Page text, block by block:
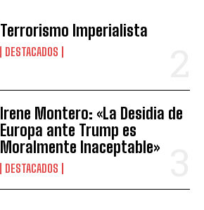
Terrorismo Imperialista
DESTACADOS
Irene Montero: «La Desidia de
Europa ante Trump es
Moralmente Inaceptable»
DESTACADOS